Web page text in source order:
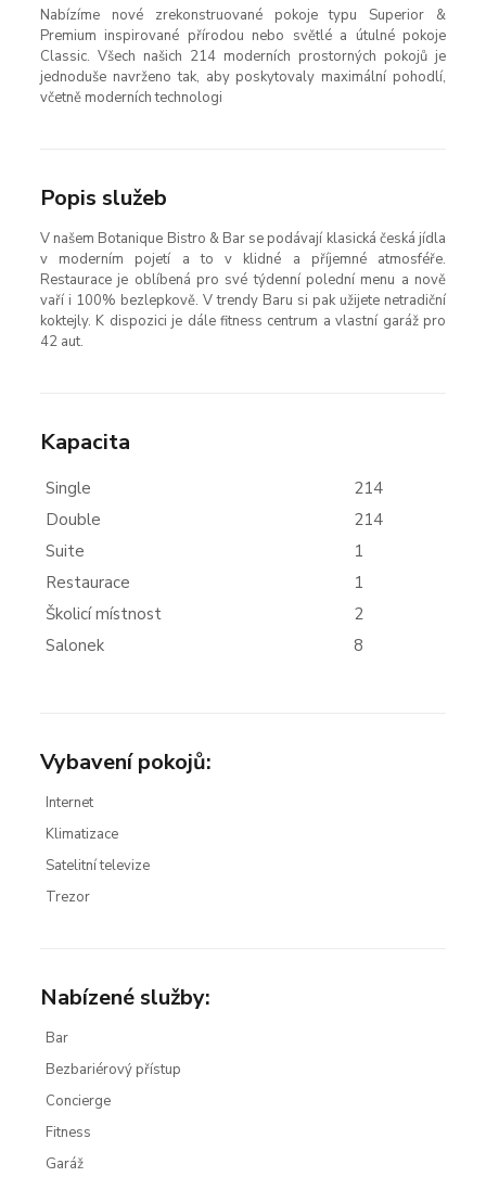
Nabízíme nové zrekonstruované pokoje typu Superior &
Premium inspirované přírodou nebo světlé a útulné pokoje
Classic. Všech našich 214 moderních prostorných pokojů je
jednoduše navrženo tak, aby poskytovaly maximální pohodlí,
včetně moderních technologi
Popis služeb
V našem Botanique Bistro & Bar se podávají klasická česká jídla
v moderním pojetí a to v klidné a příjemné atmosféře.
Restaurace je oblíbená pro své týdenní polední menu a nově
vaří i 100% bezlepkově. V trendy Baru si pak užijete netradiční
koktejly. K dispozici je dále fitness centrum a vlastní garáž pro
42 aut.
Kapacita
Single
214
Double
214
Suite
1
Restaurace
1
Školicí místnost
2
Salonek
8
Vybavení pokojů:
Internet
Klimatizace
Satelitní televize
Trezor
Nabízené služby:
Bar
Bezbariérový přístup
Concierge
Fitness
Garáž